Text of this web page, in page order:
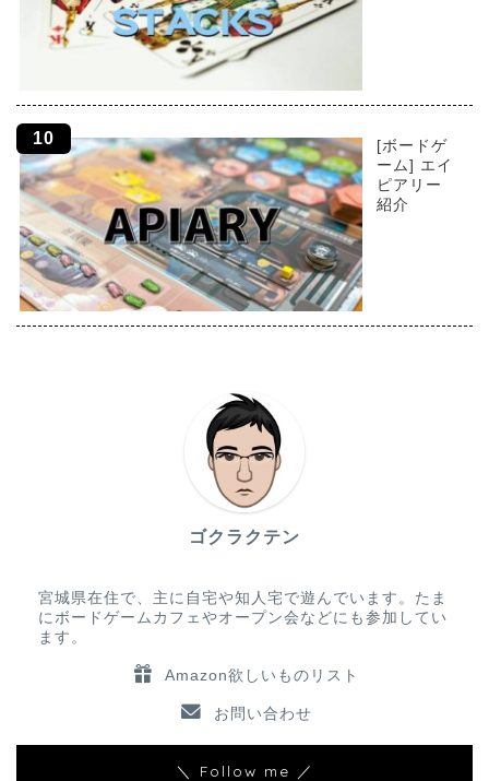
[ボードゲ
ーム] エイ
ピアリー
紹介
ゴクラクテン
宮城県在住で、主に自宅や知人宅で遊んでいます。たま
にボードゲームカフェやオープン会などにも参加してい
ます。
Amazon欲しいものリスト
お問い合わせ
＼ Follow me ／